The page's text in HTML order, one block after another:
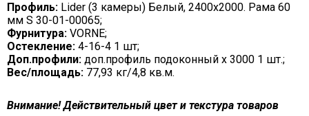
Профиль: Lider (3 камеры) Белый, 2400х2000. Рама 60
мм S 30-01-00065;
Фурнитура: VORNE;
Остекление: 4-16-4 1 шт;
Доп.профили: доп.профиль подоконный х 3000 1 шт.;
Вес/площадь: 77,93 кг/4,8 кв.м.
Внимание! Действительный цвет и текстура товаров